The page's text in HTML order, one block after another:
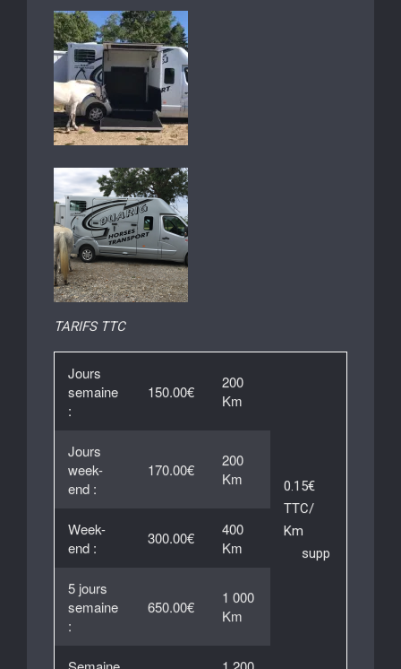
TARIFS TTC
Jours
semaine
:
150.00€
200
Km
0.15€
TTC/
Km
supp
Jours
week-
end :
170.00€
200
Km
Week-
end :
300.00€
400
Km
5 jours
semaine
:
650.00€
1 000
Km